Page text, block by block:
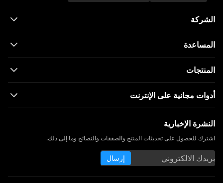
الشركة
المساعدة
المنتجات
أدوات مجانية على الإنترنت
النشرة الإخبارية
اشترك للحصول على تحديثات المنتج والصفقات والنصائح وما إلى ذلك.
إرسال